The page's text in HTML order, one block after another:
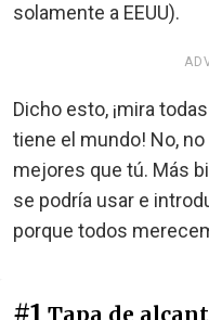
solamente a EEUU).
Dicho esto, ¡mira
tiene el mundo! No,
mejores que tú. Más
se podría usar e
porque todos
#1 Tapa de